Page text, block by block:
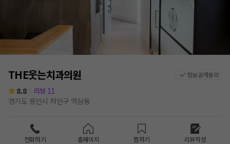
THE웃는치과의원 정보공개동의
8.8 리뷰 11
경기도 용인시 처인구 역삼동
전화하기 홈페이지 찜하기 리뷰작성